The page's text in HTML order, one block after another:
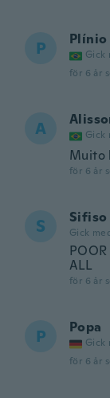
P Plínio
Gick
för 6 år
A Gick
Muito
för 6 år
S Sifiso
Gick
ALL
för 6 år
P Popa
Gick
för 6 år